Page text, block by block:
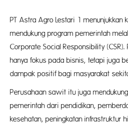
PT Astra Agro Lestari 1 menunjukkan
mendukung program pemerintah
Corporate Social Responsibility
hanya fokus pada bisnis, tetapi juga
dampak positif bagi masyarakat
Perusahaan sawit itu juga
pemerintah dari pendidikan,
kesehatan, peningkatan infrastruktur